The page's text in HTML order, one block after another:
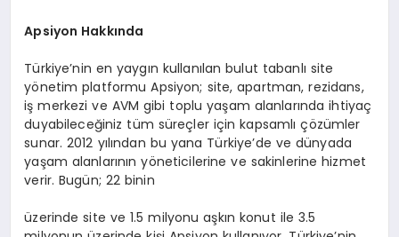
Apsiyon Hakkında
Türkiye’nin en yaygın kullanılan bulut tabanlı site
yönetim platformu Apsiyon; site, apartman, rezidans,
iş merkezi ve AVM gibi toplu yaşam alanlarında ihtiyaç
duyabileceğiniz tüm süreçler için kapsamlı çözümler
sunar. 2012 yılından bu yana Türkiye’de ve dünyada
yaşam alanlarının yöneticilerine ve sakinlerine hizmet
verir. Bugün; 22 binin
üzerinde site ve 1.5 milyonu aşkın konut ile 3.5